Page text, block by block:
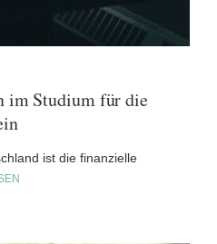
im Studium für die
ist die finanzielle